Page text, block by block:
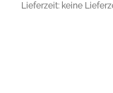
Lieferzeit: keine